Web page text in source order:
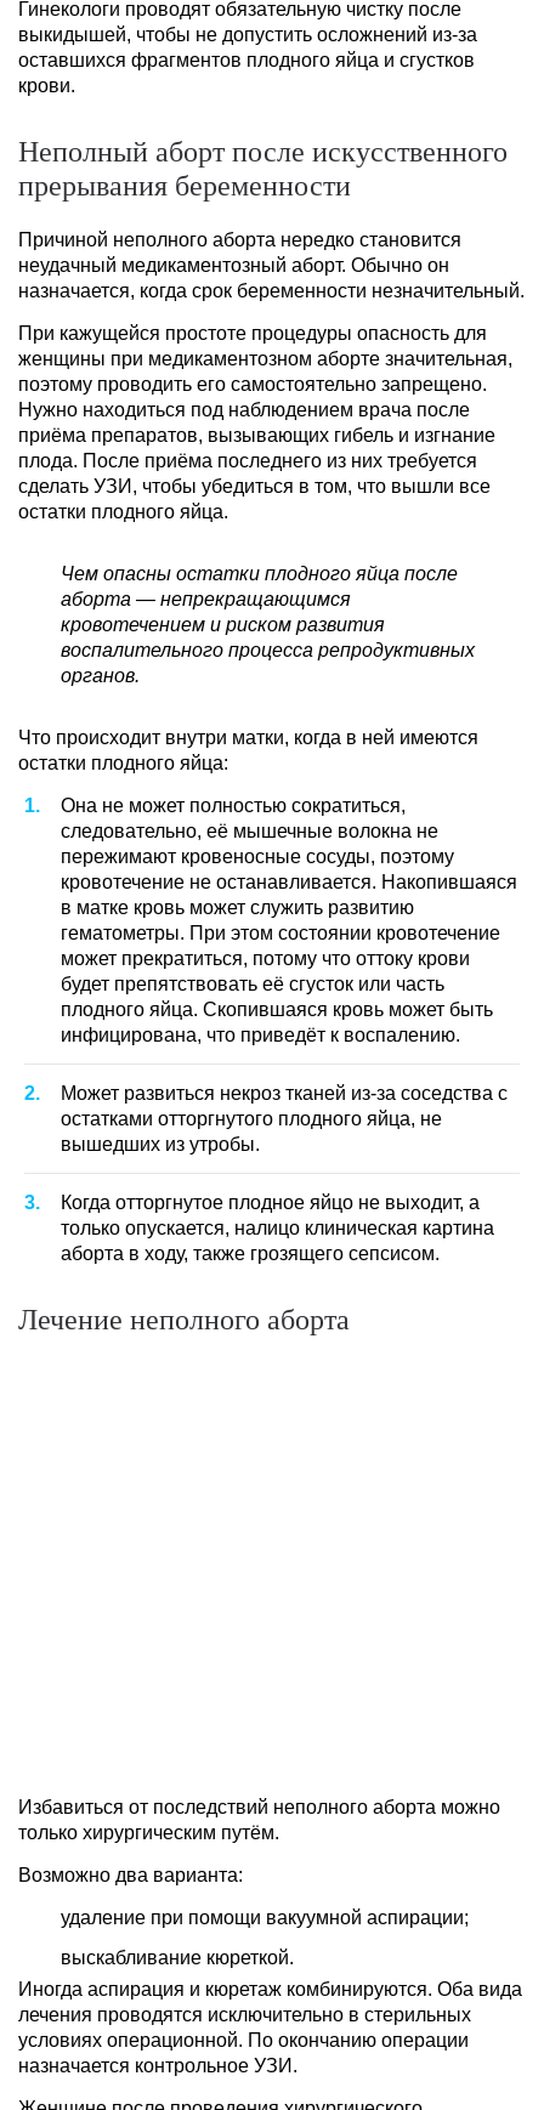
Гинекологи проводят обязательную чистку после
выкидышей, чтобы не допустить осложнений из-за
оставшихся фрагментов плодного яйца и сгустков
крови.
Неполный аборт после искусственного
прерывания беременности
Причиной неполного аборта нередко становится
неудачный медикаментозный аборт. Обычно он
назначается, когда срок беременности незначительный.
При кажущейся простоте процедуры опасность для
женщины при медикаментозном аборте значительная,
поэтому проводить его самостоятельно запрещено.
Нужно находиться под наблюдением врача после
приёма препаратов, вызывающих гибель и изгнание
плода. После приёма последнего из них требуется
сделать УЗИ, чтобы убедиться в том, что вышли все
остатки плодного яйца.
Чем опасны остатки плодного яйца после
аборта — непрекращающимся
кровотечением и риском развития
воспалительного процесса репродуктивных
органов.
Что происходит внутри матки, когда в ней имеются
остатки плодного яйца:
Она не может полностью сократиться,
следовательно, её мышечные волокна не
пережимают кровеносные сосуды, поэтому
кровотечение не останавливается. Накопившаяся
в матке кровь может служить развитию
гематометры. При этом состоянии кровотечение
может прекратиться, потому что оттоку крови
будет препятствовать её сгусток или часть
плодного яйца. Скопившаяся кровь может быть
инфицирована, что приведёт к воспалению.
Может развиться некроз тканей из-за соседства с
остатками отторгнутого плодного яйца, не
вышедших из утробы.
Когда отторгнутое плодное яйцо не выходит, а
только опускается, налицо клиническая картина
аборта в ходу, также грозящего сепсисом.
Лечение неполного аборта
Избавиться от последствий неполного аборта можно
только хирургическим путём.
Возможно два варианта:
удаление при помощи вакуумной аспирации;
выскабливание кюреткой.
Иногда аспирация и кюретаж комбинируются. Оба вида
лечения проводятся исключительно в стерильных
условиях операционной. По окончанию операции
назначается контрольное УЗИ.